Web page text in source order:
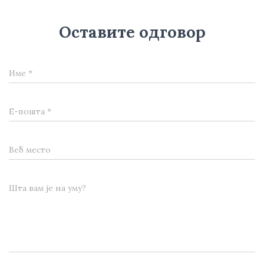
Оставите одговор
Име *
Е-пошта *
Веб место
Шта вам је на уму?